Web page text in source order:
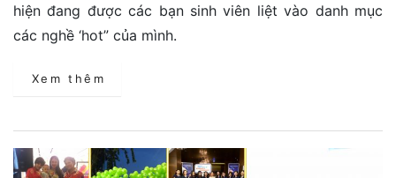
hiện đang được các bạn sinh viên liệt vào danh mục
các nghề ‘hot” của mình.
Xem thêm